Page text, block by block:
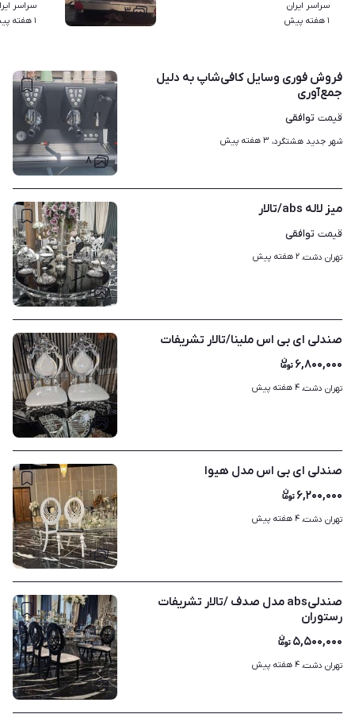
۳
سراسر ایران
۱ هفته پیش
سراسر
۱ هفته پیش
۸
فروش فوری وسایل کافی‌شاپ به دلیل
جمع‌آوری
قیمت توافقی
شهر جدید هشتگرد، ۳ هفته پیش
۱
میز لاله abs/تالار
قیمت توافقی
تهران دشت، ۲ هفته پیش
۱
صندلی ای بی اس ملینا/تالار تشریفات
۶,۸۰۰,۰۰۰
تهران دشت، ۴ هفته پیش
۱
صندلی ای بی اس مدل هیوا
۶,۲۰۰,۰۰۰
تهران دشت، ۴ هفته پیش
۱
صندلیabs مدل صدف /تالار تشریفات
رستوران
۵,۵۰۰,۰۰۰
تهران دشت، ۴ هفته پیش